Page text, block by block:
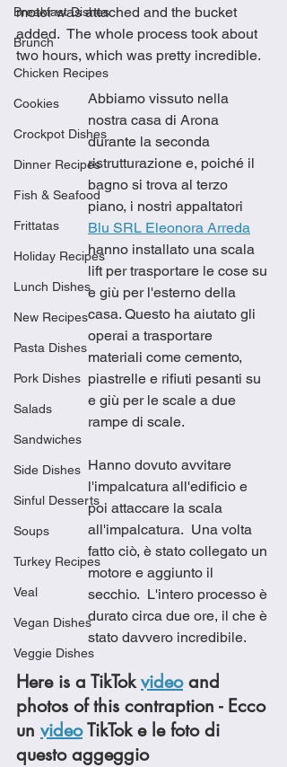
Breakfast Dishes
Brunch
Chicken Recipes
Cookies
Crockpot Dishes
Dinner Recipes
Fish & Seafood
Frittatas
Holiday Recipes
Lunch Dishes
New Recipes
Pasta Dishes
Pork Dishes
Salads
Sandwiches
Side Dishes
Sinful Desserts
Soups
Turkey Recipes
Veal
Vegan Dishes
Veggie Dishes
motor was attached and the bucket
added.  The whole process took about
two hours, which was pretty incredible.
Abbiamo vissuto nella
nostra casa di Arona
durante la seconda
ristrutturazione e, poiché il
bagno si trova al terzo
piano, i nostri appaltatori
Blu SRL Eleonora Arreda
hanno installato una scala
lift per trasportare le cose su
e giù per l'esterno della
casa. Questo ha aiutato gli
operai a trasportare
materiali come cemento,
piastrelle e rifiuti pesanti su
e giù per le scale a due
rampe di scale.
Hanno dovuto avvitare
l'impalcatura all'edificio e
poi attaccare la scala
all'impalcatura.  Una volta
fatto ciò, è stato collegato un
motore e aggiunto il
secchio.  L'intero processo è
durato circa due ore, il che è
stato davvero incredibile.
Here is a TikTok video and
photos of this contraption - Ecco
un video TikTok e le foto di
questo aggeggio